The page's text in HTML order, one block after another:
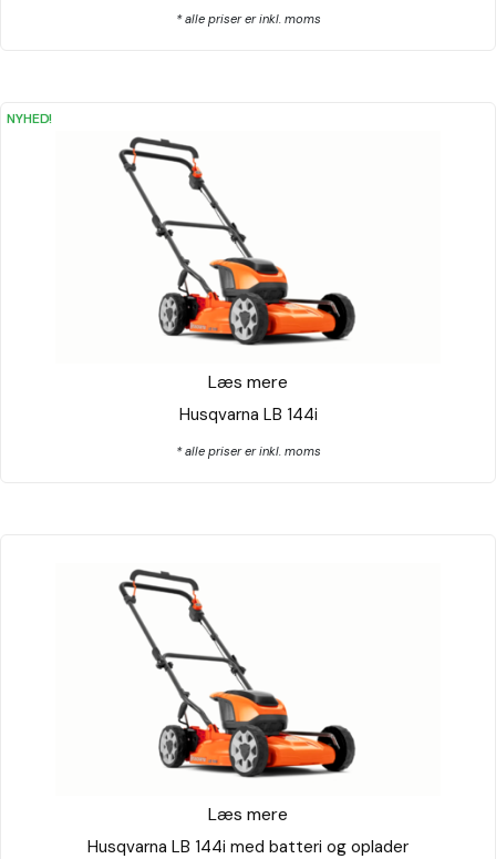
* alle priser er inkl. moms
Husqvarna LB 144i
Læs mere
NYHED!
* alle priser er inkl. moms
Husqvarna LB 144i med batteri og oplader
Læs mere